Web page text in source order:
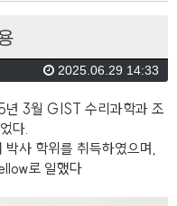
2025.06.29 14:33
3월 GIST 수리과학과 조
다.
사 학위를 취득하였으며,
로 일했다